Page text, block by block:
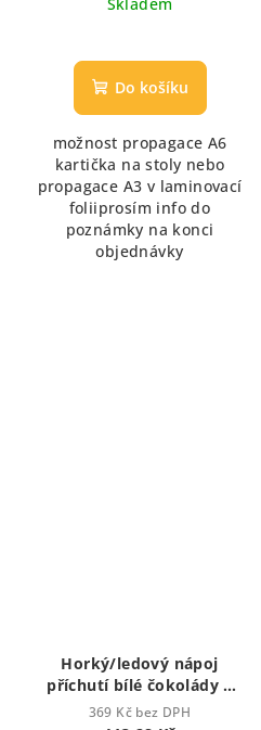
hodnocení
produktu
z
5
hvězdiček.
Do košíku
možnost propagace A6
kartička na stoly nebo
propagace A3 v laminovací
foliiprosím info do
poznámky na konci
objednávky
Horký/ledový nápoj
příchutí bílé čokolády 1
Horká čokoláda -
369 Kč bez DPH